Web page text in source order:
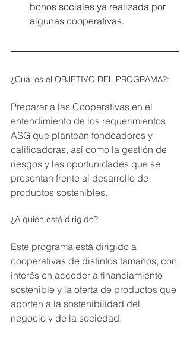
bonos sociales ya realizada por
algunas cooperativas.
¿Cuál es el OBJETIVO DEL PROGRAMA?:
Preparar a las Cooperativas en el
entendimiento de los requerimientos
ASG que plantean fondeadores y
calificadoras, así como la gestión de
riesgos y las oportunidades que se
presentan frente al desarrollo de
productos sostenibles.
¿A quién está dirigido?
Este programa está dirigido a
cooperativas de distintos tamaños, con
interés en acceder a financiamiento
sostenible y la oferta de productos que
aporten a la sostenibilidad del
negocio y de la sociedad: